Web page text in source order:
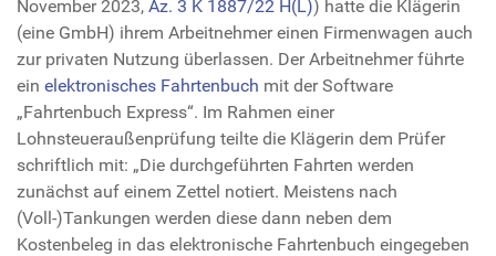
November 2023, Az. 3 K 1887/22 H(L)) hatte die Klägerin
(eine GmbH) ihrem Arbeitnehmer einen Firmenwagen auch
zur privaten Nutzung überlassen. Der Arbeitnehmer führte
ein elektronisches Fahrtenbuch mit der Software
„Fahrtenbuch Express“. Im Rahmen einer
Lohnsteueraußenprüfung teilte die Klägerin dem Prüfer
schriftlich mit: „Die durchgeführten Fahrten werden
zunächst auf einem Zettel notiert. Meistens nach
(Voll-)Tankungen werden diese dann neben dem
Kostenbeleg in das elektronische Fahrtenbuch eingegeben